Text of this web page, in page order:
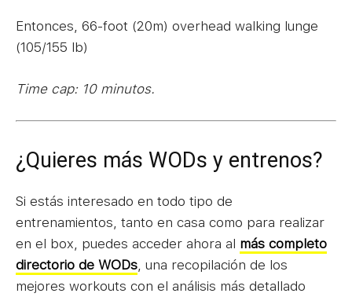
Entonces, 66-foot (20m) overhead walking lunge
(105/155 lb)
Time cap: 10 minutos.
¿Quieres más WODs y entrenos?
Si estás interesado en todo tipo de
entrenamientos, tanto en casa como para realizar
en el box, puedes acceder ahora al más completo
directorio de WODs, una recopilación de los
mejores workouts con el análisis más detallado